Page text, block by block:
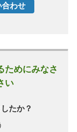
ためにみなさ
い
たか？